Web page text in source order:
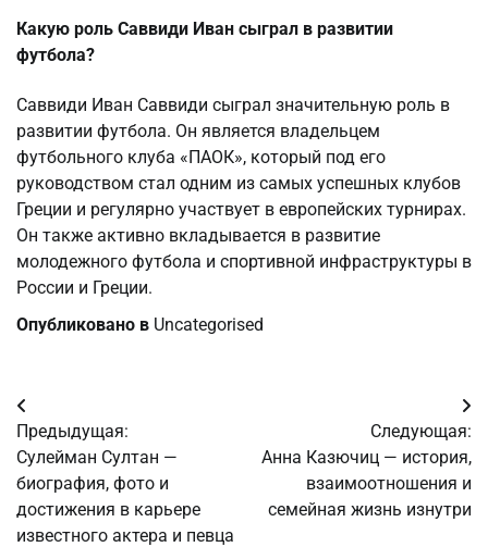
Какую роль Саввиди Иван сыграл в развитии
футбола?
Саввиди Иван Саввиди сыграл значительную роль в
развитии футбола. Он является владельцем
футбольного клуба «ПАОК», который под его
руководством стал одним из самых успешных клубов
Греции и регулярно участвует в европейских турнирах.
Он также активно вкладывается в развитие
молодежного футбола и спортивной инфраструктуры в
России и Греции.
Опубликовано в Uncategorised
Навигация
по
записям
Предыдущая:
Сулейман Султан —
биография, фото и
достижения в карьере
известного актера и певца
Следующая:
Анна Казючиц — история,
взаимоотношения и
семейная жизнь изнутри